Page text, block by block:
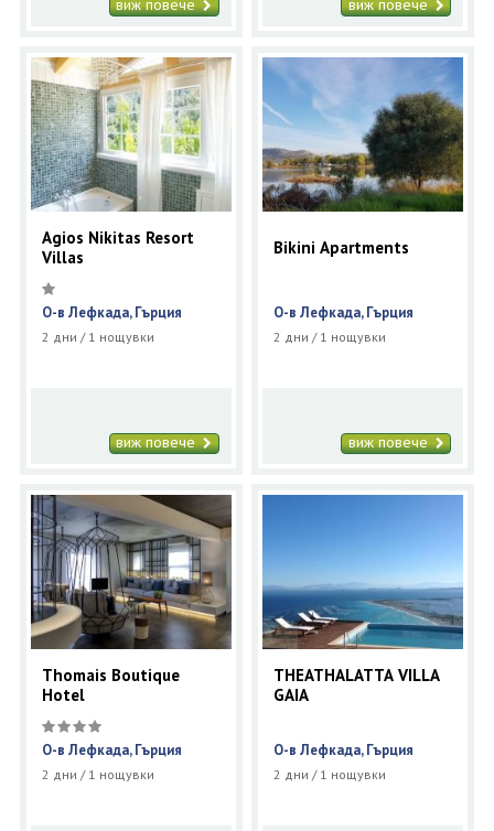
Agios Nikitas Resort
Villas
О-в Лефкада, Гърция
2 дни / 1 нощувки
виж повече
Bikini Apartments
О-в Лефкада, Гърция
2 дни / 1 нощувки
виж повече
Thomais Boutique
Hotel
О-в Лефкада, Гърция
2 дни / 1 нощувки
THEATHALATTA VILLA
GAIA
О-в Лефкада, Гърция
2 дни / 1 нощувки